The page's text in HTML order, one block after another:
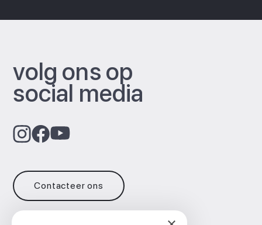
volg ons op
social media
Contacteer ons